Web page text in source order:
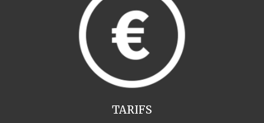
TARIFS